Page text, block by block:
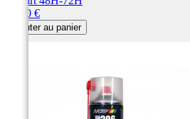
17,50 €
Ajouter au panier